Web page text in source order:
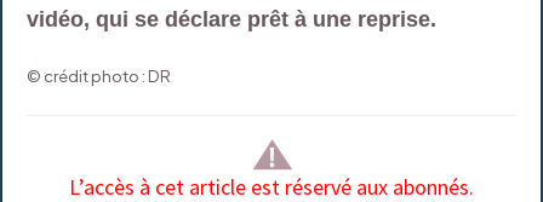
vidéo, qui se déclare prêt à une reprise.
© crédit photo : DR
L’accès à cet article est réservé aux abonnés.